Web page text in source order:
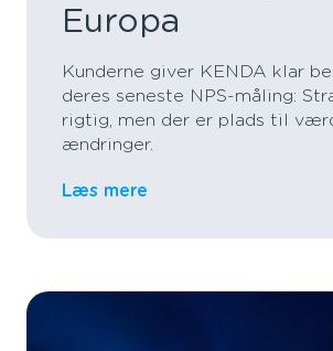
Europa
Kunderne giver KENDA klar
deres seneste NPS-måling:
rigtig, men der er plads til
ændringer.
Læs mere